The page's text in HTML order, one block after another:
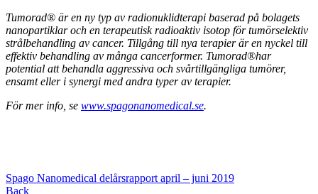
Tumorad® är en ny typ av radionuklidterapi baserad på bolagets
nanopartiklar och en terapeutisk radioaktiv isotop för tumörselektiv
strålbehandling av cancer. Tillgång till nya terapier är en nyckel till
effektiv behandling av många cancerformer. Tumorad®har
potential att behandla aggressiva och svårtillgängliga tumörer,
ensamt eller i synergi med andra typer av terapier.
För mer info, se www.spagonanomedical.se.
Spago Nanomedical delårsrapport april – juni 2019
Back